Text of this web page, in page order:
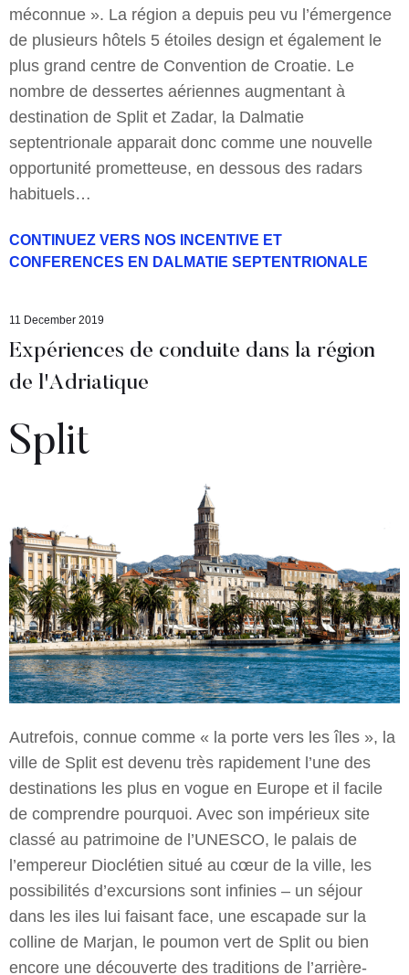
méconnue ». La région a depuis peu vu l’émergence
de plusieurs hôtels 5 étoiles design et également le
plus grand centre de Convention de Croatie. Le
nombre de dessertes aériennes augmentant à
destination de Split et Zadar, la Dalmatie
septentrionale apparait donc comme une nouvelle
opportunité prometteuse, en dessous des radars
habituels…
CONTINUEZ VERS NOS INCENTIVE ET
CONFERENCES EN DALMATIE SEPTENTRIONALE
11 December 2019
Expériences de conduite dans la région
de l'Adriatique
Split
Autrefois, connue comme « la porte vers les îles », la
ville de Split est devenu très rapidement l’une des
destinations les plus en vogue en Europe et il facile
de comprendre pourquoi. Avec son impérieux site
classé au patrimoine de l’UNESCO, le palais de
l’empereur Dioclétien situé au cœur de la ville, les
possibilités d’excursions sont infinies – un séjour
dans les iles lui faisant face, une escapade sur la
colline de Marjan, le poumon vert de Split ou bien
encore une découverte des traditions de l’arrière-